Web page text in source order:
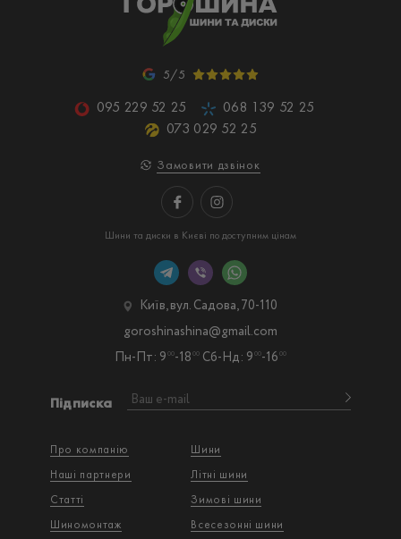
5/5
095 229 52 25
068 139 52 25
073 029 52 25
Замовити дзвінок
Шини та диски в Києві по доступним цінам
Про компанію
Наші партнери
Статті
Шиномонтаж
Шини
Літні шини
Зимові шини
Всесезонні шини
Підписка
Київ, вул. Садова, 70-110
Пн-Пт: 9 00-18 00 Сб-Нд: 9 00-16 00
goroshinashina@gmail.com